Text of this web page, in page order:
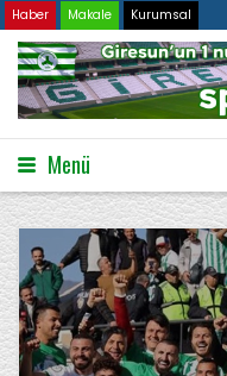
Haber Makale Kurumsal
Menü